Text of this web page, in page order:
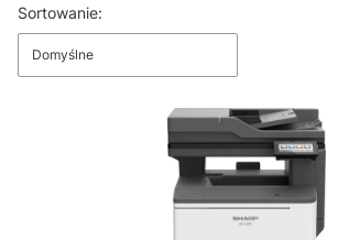
Lista produktów
Sortowanie:
Domyślne